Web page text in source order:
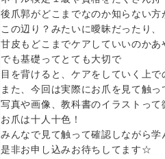
後爪郭がどこまでなのか知らない方
この辺り？みたいに曖昧だったり、
甘皮もどこまでケアしていいのかあ
でも基礎ってとても大切で
目を背けると、ケアをしていく上
また、今回は実際にお爪を見て触っ
写真や画像、教科書のイラストっ
お爪は十人十色！
みんなで見て触って確認しながら学
是非お申し込みお待ちしてます☆